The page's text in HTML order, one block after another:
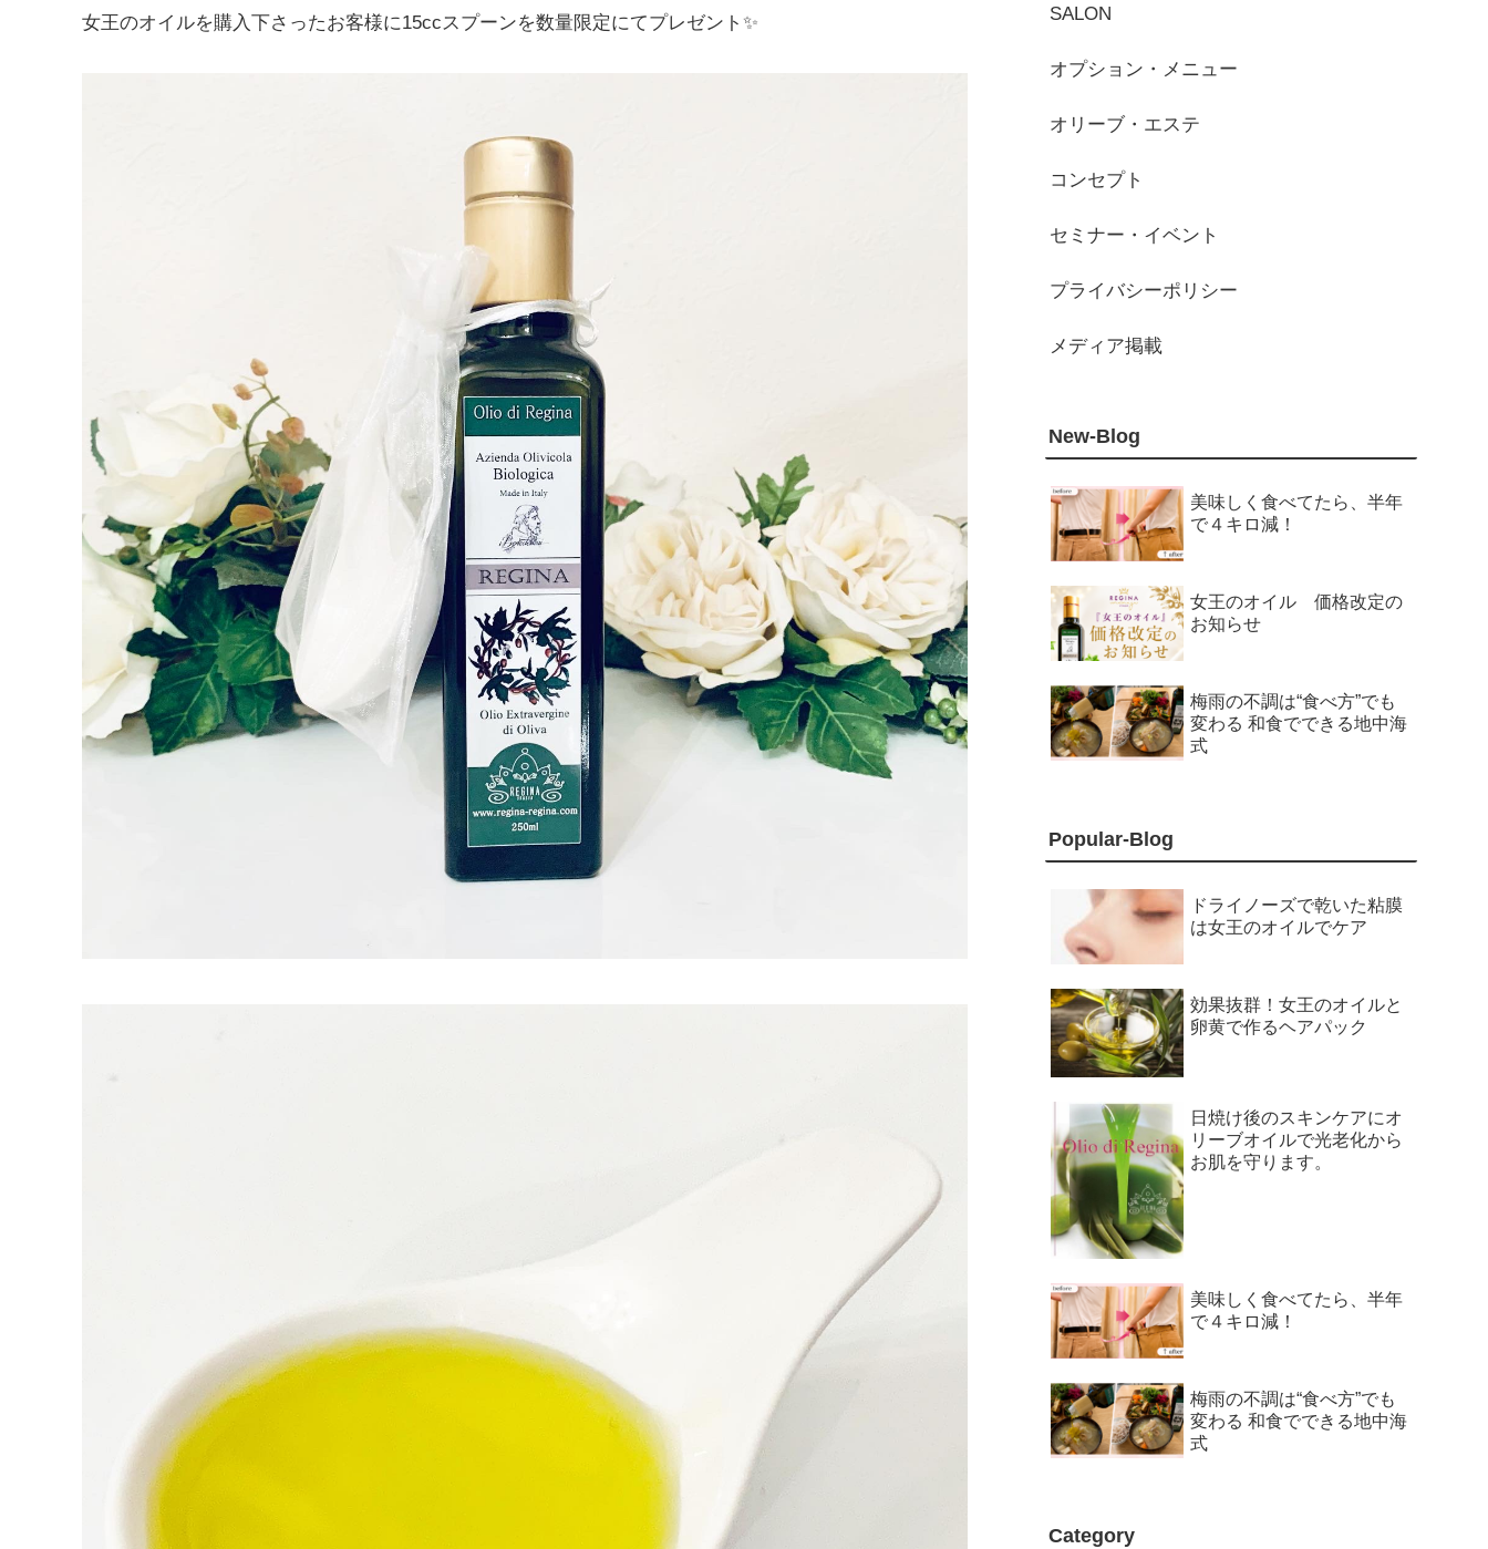
女王のオイルを購入下さったお客様に15ccスプーンを数量限定にてプレゼント✨ SALON
オプション・メニュー
オリーブ・エステ
コンセプト
セミナー・イベント
プライバシーポリシー
メディア掲載
New-Blog
美味しく食べてたら、半年
で４キロ減！
女王のオイル 価格改定の
お知らせ
梅雨の不調は“食べ方”でも
変わる 和食でできる地中海
式
Popular-Blog
ドライノーズで乾いた粘膜
は女王のオイルでケア
効果抜群！女王のオイルと
卵黄で作るヘアパック
日焼け後のスキンケアにオ
リーブオイルで光老化から
お肌を守ります。
美味しく食べてたら、半年
で４キロ減！
梅雨の不調は“食べ方”でも
変わる 和食でできる地中海
式
Category